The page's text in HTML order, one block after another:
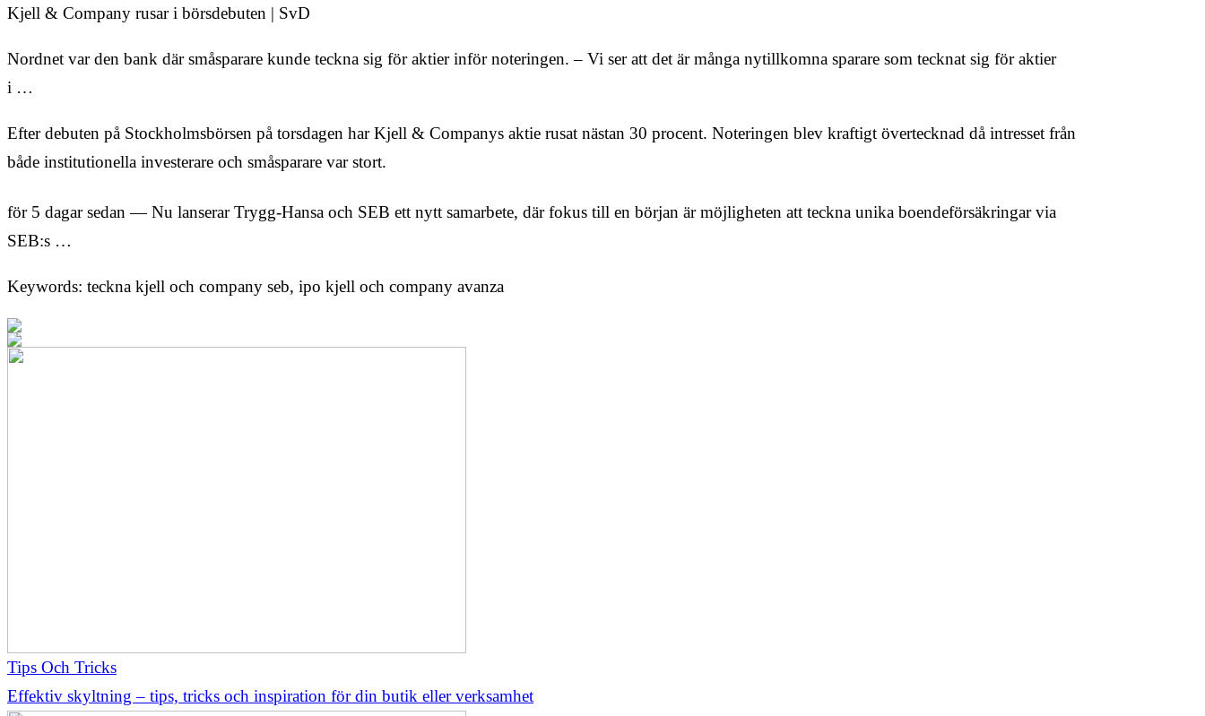
Kjell & Company rusar i börsdebuten | SvD
Nordnet var den bank där småsparare kunde teckna sig för aktier inför noteringen. – Vi ser att det är många nytillkomna sparare som tecknat sig för aktier
i …
Efter debuten på Stockholmsbörsen på torsdagen har Kjell & Companys aktie rusat nästan 30 procent. Noteringen blev kraftigt övertecknad då intresset från
både institutionella investerare och småsparare var stort.
för 5 dagar sedan — Nu lanserar Trygg-Hansa och SEB ett nytt samarbete, där fokus till en början är möjligheten att teckna unika boendeförsäkringar via
SEB:s …
Keywords: teckna kjell och company seb, ipo kjell och company avanza
Tips Och Tricks
Effektiv skyltning – tips, tricks och inspiration för din butik eller verksamhet